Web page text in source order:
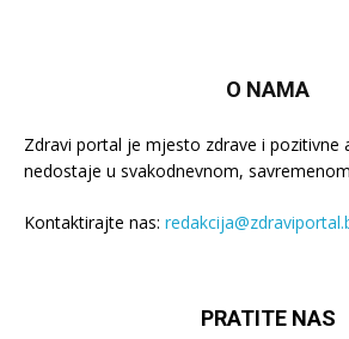
O NAMA
Zdravi portal je mjesto zdrave i pozitivne
nedostaje u svakodnevnom,
Kontaktirajte nas:
PRATITE NAS